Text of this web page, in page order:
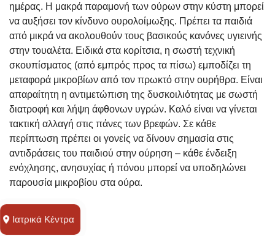
ημέρας. Η μακρά παραμονή των ούρων στην κύστη μπορεί
να αυξήσει τον κίνδυνο ουρολοίμωξης. Πρέπει τα παιδιά
από μικρά να ακολουθούν τους βασικούς κανόνες υγιεινής
στην τουαλέτα. Ειδικά στα κορίτσια, η σωστή τεχνική
σκουπίσματος (από εμπρός προς τα πίσω) εμποδίζει τη
μεταφορά μικροβίων από τον πρωκτό στην ουρήθρα. Είναι
απαραίτητη η αντιμετώπιση της δυσκοιλιότητας με σωστή
διατροφή και λήψη άφθονων υγρών. Καλό είναι να γίνεται
τακτική αλλαγή στις πάνες των βρεφών. Σε κάθε
περίπτωση πρέπει οι γονείς να δίνουν σημασία στις
αντιδράσεις του παιδιού στην ούρηση – κάθε ένδειξη
ενόχλησης, ανησυχίας ή πόνου μπορεί να υποδηλώνει
παρουσία μικροβίου στα ούρα.
Ιατρικά Kέντρα